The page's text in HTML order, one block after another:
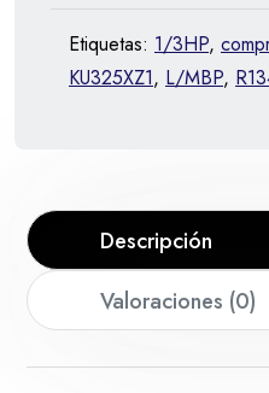
Etiquetas: 1/3HP,
KU325XZ1, L/MBP,
Descripción
Valoraciones (0)